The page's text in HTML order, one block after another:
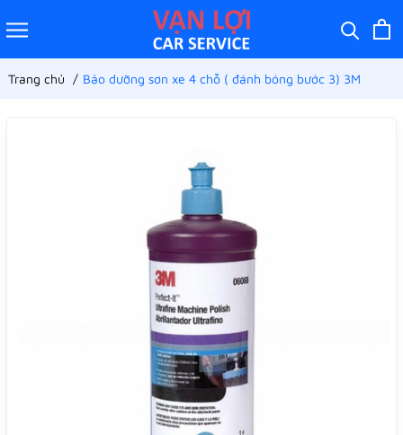
Trang chủ Bảo dưỡng sơn xe 4 chỗ ( đánh bóng bước 3) 3M